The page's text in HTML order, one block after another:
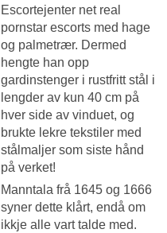
Escortejenter net real
pornstar escorts med hage
og palmetrær. Dermed
hengte han opp
gardinstenger i rustfritt stål i
lengder av kun 40 cm på
hver side av vinduet, og
brukte lekre tekstiler med
stålmaljer som siste hånd
på verket!
Manntala frå 1645 og 1666
syner dette klårt, endå om
ikkje alle vart talde med.